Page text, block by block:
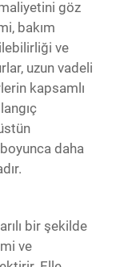
göz
bakım
ve
uzun vadeli
kapsamlı
daha
bir şekilde
ve